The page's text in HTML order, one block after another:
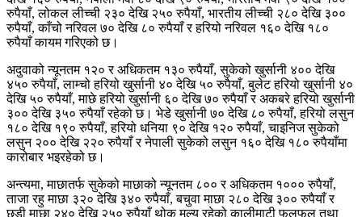
रुपैयाँ, लोकल लीच्ची २३० देखि २५० रुपैयाँ, भारतीय लीच्ची २८० देखि ३००
रुपैयाँ, काँचो नरिवल ७० देखि ८० रुपैयाँ र हरियो नरिवल १६० देखि १८०
रुपैयाँ कायम गरिएको छ।
अदुवाको न्यूनतम १२० र अधिकतम १३० रुपैयाँ, सुकेको खुर्सानी ४०० देखि
४५० रुपैयाँ, लाम्चो हरियो खुर्सानी ४० देखि ५० रुपैयाँ, बुलेट हरियो खुर्सानी ४०
देखि ५० रुपैयाँ, माछे हरियो खुर्सानी ६० देखि ७० रुपैयाँ र अकबरे हरियो खुर्सानी
३०० देखि ३५० रुपैयाँ रहेको छ। भेडे खुर्सानी ७० देखि ८० रुपैयाँ, हरियो लसुन
१८० देखि १९० रुपैयाँ, हरियो धनिया ९० देखि १२० रुपैयाँ, चाइनिज सुकेको
लसुन २०० देखि २२० रुपैयाँ र नेपाली सुकेको लसुन १६० देखि १८० रुपैयाँमा
कारोबार भइरहेको छ।
अन्त्यमा, माछातर्फ सुकेको माछाको न्यूनतम ८०० र अधिकतम १००० रुपैयाँ,
ताजा रहु माछा ३२० देखि ३४० रुपैयाँ, बचुवा माछा २८० देखि ३०० रुपैयाँ र
छडी माछा २४० देखि २५० रुपैयाँ थोक मूल्य रहेको कालीमाटी फलफूल तथा